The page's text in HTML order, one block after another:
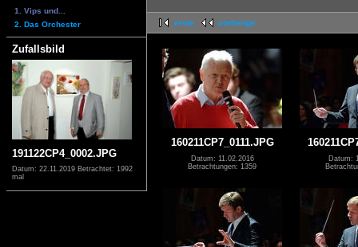
1. Vips und...
2. Das Orchester
Zufallsbild
191122CP4_0002.JPG
Datum: 22.11.2019 Betrachtet: 1992
mal
erste vorherige
160211CP7_0111.JPG
Datum: 11.02.2016
Betrachtungen: 1359
Datum: